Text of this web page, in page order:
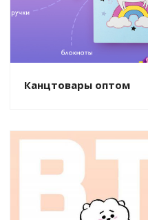
Канцтовары оптом